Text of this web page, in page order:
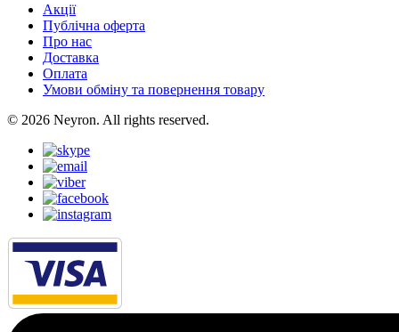
Акції
Публічна оферта
Про нас
Доставка
Оплата
Умови обміну та повернення товару
© 2026 Neyron. All rights reserved.